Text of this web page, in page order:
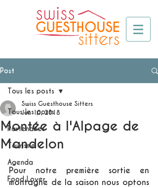
Post
Tous les posts
Partenaires
Tourisme
Agenda
Food Lover
Tous les posts
Montée à l'Alpage de
Mandelon
Swiss Guesthouse Sitters
Jun 10, 2018
Pour notre première sortie en
montagne de la saison nous optons